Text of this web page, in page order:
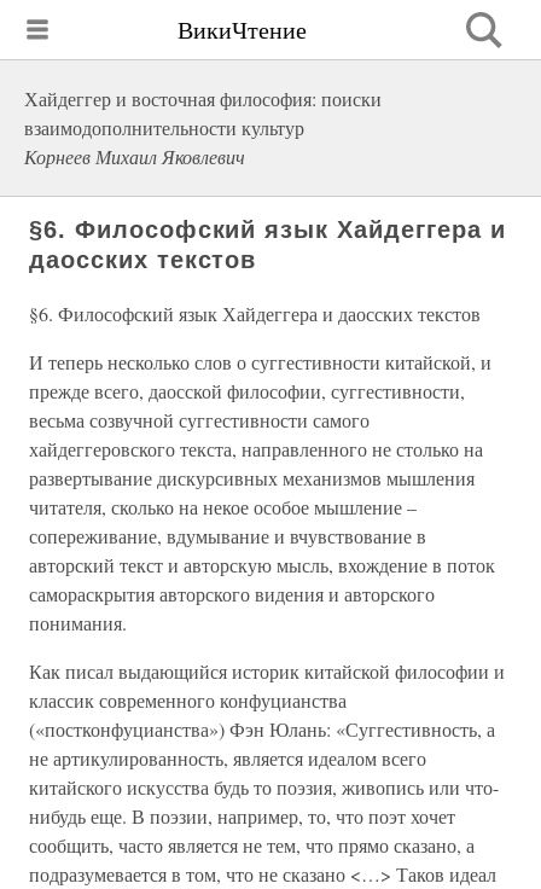
ВикиЧтение
Хайдеггер и восточная философия: поиски
взаимодополнительности культур
Корнеев Михаил Яковлевич
§6. Философский язык Хайдеггера и
даосских текстов
§6. Философский язык Хайдеггера и даосских текстов
И теперь несколько слов о суггестивности китайской, и
прежде всего, даосской философии, суггестивности,
весьма созвучной суггестивности самого
хайдеггеровского текста, направленного не столько на
развертывание дискурсивных механизмов мышления
читателя, сколько на некое особое мышление –
сопереживание, вдумывание и вчувствование в
авторский текст и авторскую мысль, вхождение в поток
самораскрытия авторского видения и авторского
понимания.
Как писал выдающийся историк китайской философии и
классик современного конфуцианства
(«постконфуцианства») Фэн Юлань: «Суггестивность, а
не артикулированность, является идеалом всего
китайского искусства будь то поэзия, живопись или что-
нибудь еще. В поэзии, например, то, что поэт хочет
сообщить, часто является не тем, что прямо сказано, а
подразумевается в том, что не сказано <…> Таков идеал